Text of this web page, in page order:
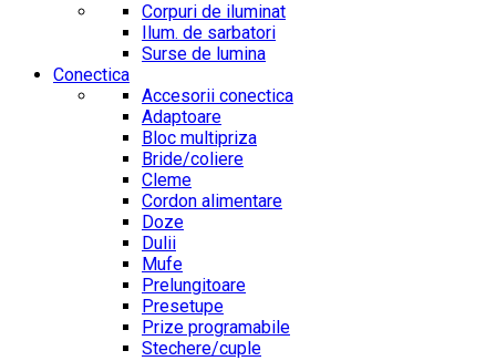
Corpuri de iluminat
Ilum. de sarbatori
Surse de lumina
Conectica
Accesorii conectica
Adaptoare
Bloc multipriza
Bride/coliere
Cleme
Cordon alimentare
Doze
Dulii
Mufe
Prelungitoare
Presetupe
Prize programabile
Stechere/cuple